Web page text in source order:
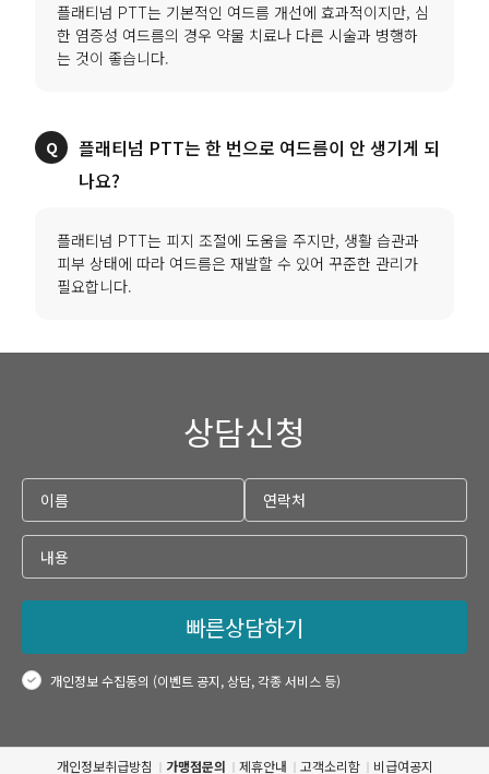
플래티넘 PTT는 기본적인 여드름 개선에 효과적이지만, 심
한 염증성 여드름의 경우 약물 치료나 다른 시술과 병행하
는 것이 좋습니다.
플래티넘 PTT는 한 번으로 여드름이 안 생기게 되
나요?
플래티넘 PTT는 피지 조절에 도움을 주지만, 생활 습관과
피부 상태에 따라 여드름은 재발할 수 있어 꾸준한 관리가
필요합니다.
상담신청
빠른상담하기
개인정보 수집동의 (이벤트 공지, 상담, 각종 서비스 등)
개인정보취급방침 가맹점문의 제휴안내 고객소리함 비급여공지